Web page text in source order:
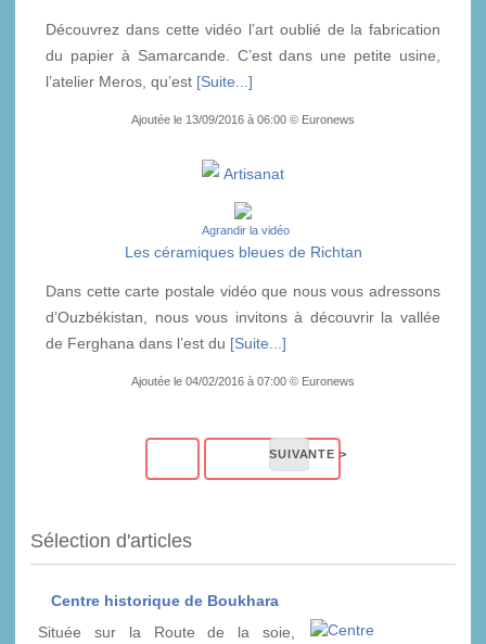
Découvrez dans cette vidéo l’art oublié de la fabrication
du papier à Samarcande. C’est dans une petite usine,
l’atelier Meros, qu’est [Suite...]
Ajoutée le 13/09/2016 à 06:00 © Euronews
Artisanat
Agrandir la vidéo
Les céramiques bleues de Richtan
Dans cette carte postale vidéo que nous vous adressons
d’Ouzbékistan, nous vous invitons à découvrir la vallée
de Ferghana dans l’est du [Suite...]
Ajoutée le 04/02/2016 à 07:00 © Euronews
Sélection d'articles
Centre historique de Boukhara
Située sur la Route de la soie,